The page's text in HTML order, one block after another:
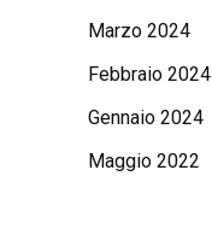
Marzo 2024
Febbraio 2024
Gennaio 2024
Maggio 2022